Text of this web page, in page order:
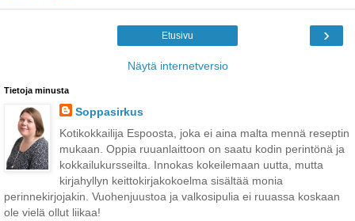
›
Etusivu
Näytä internetversio
Tietoja minusta
Soppasirkus
Kotikokkailija Espoosta, joka ei aina malta mennä reseptin
mukaan. Oppia ruuanlaittoon on saatu kodin perintönä ja
kokkailukursseilta. Innokas kokeilemaan uutta, mutta
kirjahyllyn keittokirjakokoelma sisältää monia
perinnekirjojakin. Vuohenjuustoa ja valkosipulia ei ruuassa koskaan
ole vielä ollut liikaa!